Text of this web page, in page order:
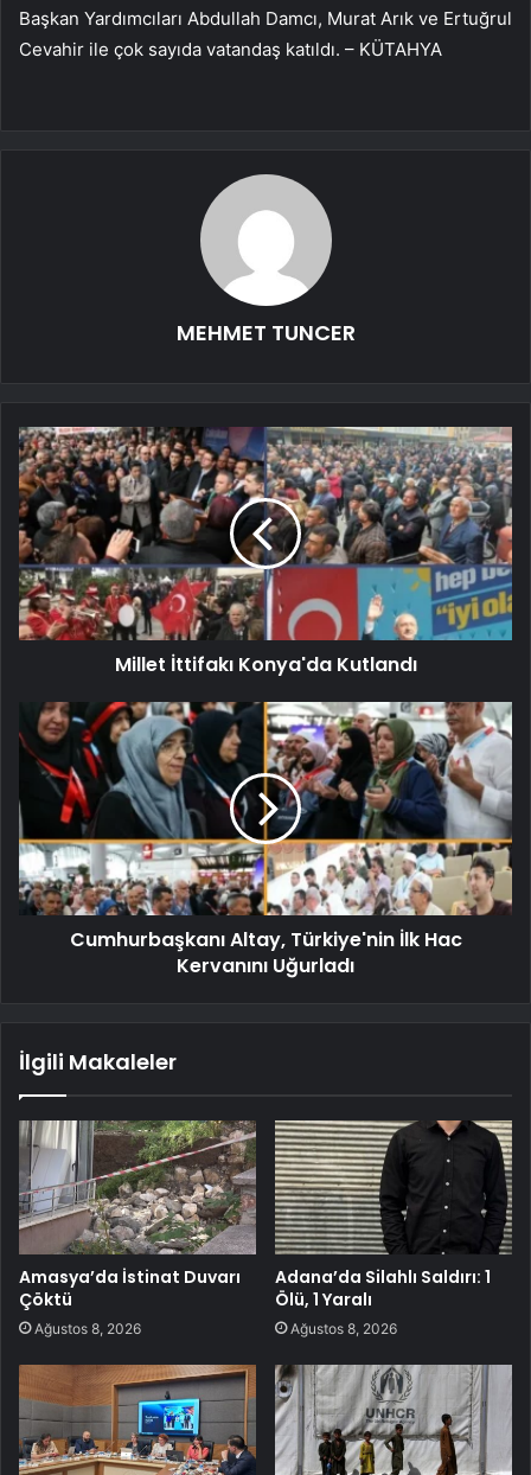
Başkan Yardımcıları Abdullah Damcı, Murat Arık ve Ertuğrul
Cevahir ile çok sayıda vatandaş katıldı. – KÜTAHYA
MEHMET TUNCER
Millet İttifakı Konya'da Kutlandı
Cumhurbaşkanı Altay, Türkiye'nin İlk Hac
Kervanını Uğurladı
İlgili Makaleler
Amasya’da İstinat Duvarı
Çöktü
Ağustos 8, 2026
Adana’da Silahlı Saldırı: 1
Ölü, 1 Yaralı
Ağustos 8, 2026